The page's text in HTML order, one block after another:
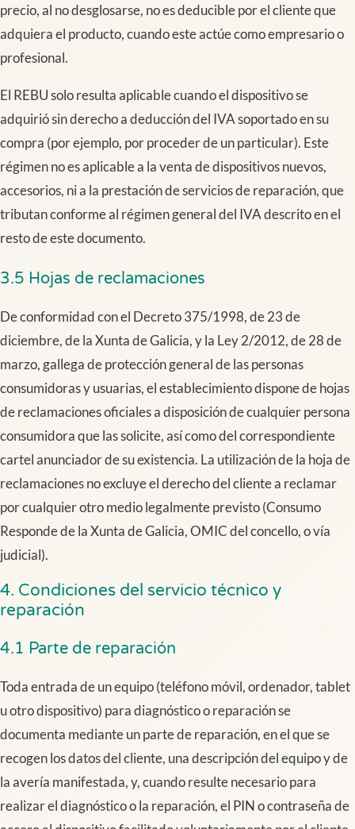
precio, al no desglosarse, no es deducible por el cliente que
adquiera el producto, cuando este actúe como empresario o
profesional.
El REBU solo resulta aplicable cuando el dispositivo se
adquirió sin derecho a deducción del IVA soportado en su
compra (por ejemplo, por proceder de un particular). Este
régimen no es aplicable a la venta de dispositivos nuevos,
accesorios, ni a la prestación de servicios de reparación, que
tributan conforme al régimen general del IVA descrito en el
resto de este documento.
3.5 Hojas de reclamaciones
De conformidad con el Decreto 375/1998, de 23 de
diciembre, de la Xunta de Galicia, y la Ley 2/2012, de 28 de
marzo, gallega de protección general de las personas
consumidoras y usuarias, el establecimiento dispone de hojas
de reclamaciones oficiales a disposición de cualquier persona
consumidora que las solicite, así como del correspondiente
cartel anunciador de su existencia. La utilización de la hoja de
reclamaciones no excluye el derecho del cliente a reclamar
por cualquier otro medio legalmente previsto (Consumo
Responde de la Xunta de Galicia, OMIC del concello, o vía
judicial).
4. Condiciones del servicio técnico y
reparación
4.1 Parte de reparación
Toda entrada de un equipo (teléfono móvil, ordenador, tablet
u otro dispositivo) para diagnóstico o reparación se
documenta mediante un parte de reparación, en el que se
recogen los datos del cliente, una descripción del equipo y de
la avería manifestada, y, cuando resulte necesario para
realizar el diagnóstico o la reparación, el PIN o contraseña de